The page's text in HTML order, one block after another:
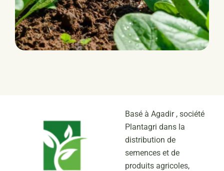
Basé à Agadir , société
Plantagri dans la
distribution de
semences et de
produits agricoles,